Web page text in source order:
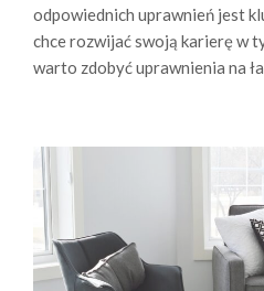
u
l
t
odpowiednich uprawnień jest
chce rozwijać swoją karierę w
warto zdobyć uprawnienia na